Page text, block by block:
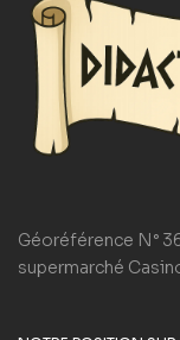
Géoréférence N°
supermarché